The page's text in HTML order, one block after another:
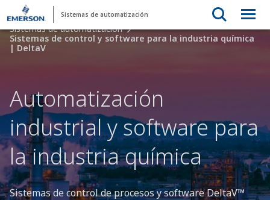
Sistemas de automatización
Sistemas de automatización
Sistemas de control y software para la industria química
| DeltaV
Automatización
industrial y software para
la industria química
Sistemas de control de procesos y software DeltaV™